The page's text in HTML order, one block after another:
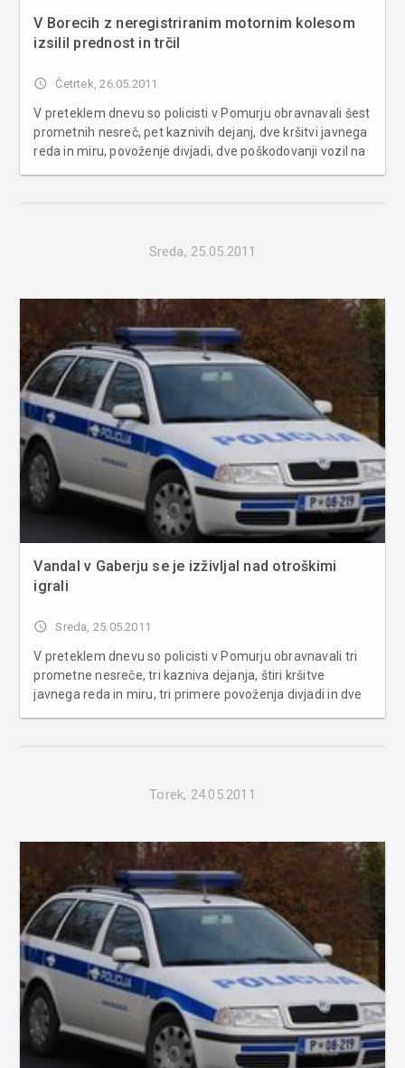
V Borecih z neregistriranim motornim kolesom
izsilil prednost in trčil
access_time Četrtek, 26.05.2011
V preteklem dnevu so policisti v Pomurju obravnavali šest
prometnih nesreč, pet kaznivih dejanj, dve kršitvi javnega
reda in miru, povoženje divjadi, dve poškodovanji vozil na
Sreda, 25.05.2011
Vandal v Gaberju se je izživljal nad otroškimi
igrali
access_time Sreda, 25.05.2011
V preteklem dnevu so policisti v Pomurju obravnavali tri
prometne nesreče, tri kazniva dejanja, štiri kršitve
javnega reda in miru, tri primere povoženja divjadi in dve
Torek, 24.05.2011